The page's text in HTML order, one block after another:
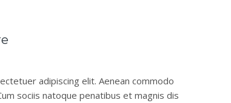
adipiscing elit. Aenean commodo
sociis natoque penatibus et magnis dis